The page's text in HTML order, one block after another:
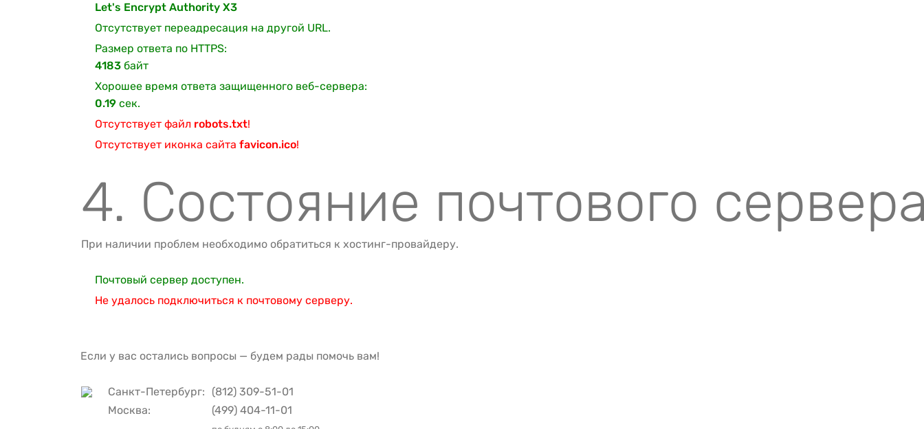
Let's Encrypt Authority X3
Отсутствует переадресация на другой URL.
Размер ответа по HTTPS:
4183 байт
Хорошее время ответа защищенного веб-сервера:
0.19 сек.
Отсутствует файл robots.txt!
Отсутствует иконка сайта favicon.ico!
4. Состояние почтового
При наличии проблем необходимо обратиться к хостинг-провайдеру.
Почтовый сервер доступен.
Не удалось подключиться к почтовому серверу.
Если у вас остались вопросы — будем рады помочь вам!
Санкт-Петербург:
(812) 309-51-01
Москва:
(499) 404-11-01